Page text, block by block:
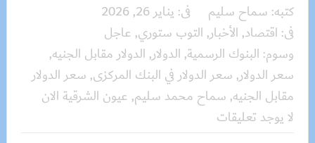
كتبه: سماح سليم فى: يناير 26, 2026
فى: اقتصاد, الأخبار, التوب ستوري, عاجل
وسوم: البنوك الرسمية, الدولار, الدولار مقابل الجنيه,
سعر الدولار, سعر الدولار في البنك المركزى, سعر الدولار
مقابل الجنيه, سماح محمد سليم, عيون الشرقية الان
لا يوجد تعليقات